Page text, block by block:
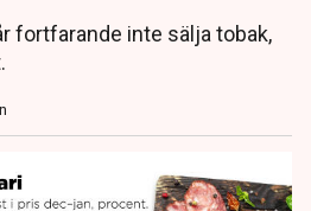
fortfarande inte sälja tobak,